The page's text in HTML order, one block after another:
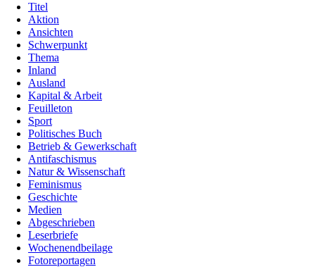
Titel
Aktion
Ansichten
Schwerpunkt
Thema
Inland
Ausland
Kapital & Arbeit
Feuilleton
Sport
Politisches Buch
Betrieb & Gewerkschaft
Antifaschismus
Natur & Wissenschaft
Feminismus
Geschichte
Medien
Abgeschrieben
Leserbriefe
Wochenendbeilage
Fotoreportagen